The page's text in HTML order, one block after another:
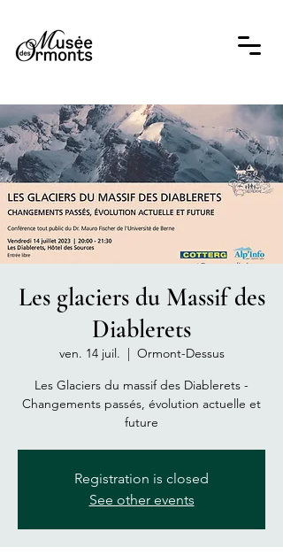
Les glaciers du Massif des
Diablerets
ven. 14 juil.
  |
Ormont-Dessus
Les Glaciers du massif des Diablerets -
Changements passés, évolution actuelle et
future
Registration is closed
See other events